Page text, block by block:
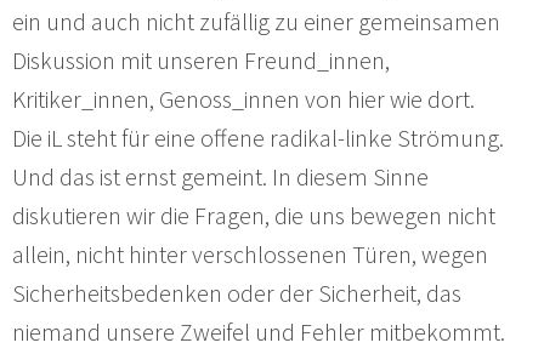
ein und auch nicht zufällig zu einer gemeinsamen
Diskussion mit unseren Freund_innen,
Kritiker_innen, Genoss_innen von hier wie dort.
Die iL steht für eine offene radikal-linke Strömung.
Und das ist ernst gemeint. In diesem Sinne
diskutieren wir die Fragen, die uns bewegen nicht
allein, nicht hinter verschlossenen Türen, wegen
Sicherheitsbedenken oder der Sicherheit, das
niemand unsere Zweifel und Fehler mitbekommt.